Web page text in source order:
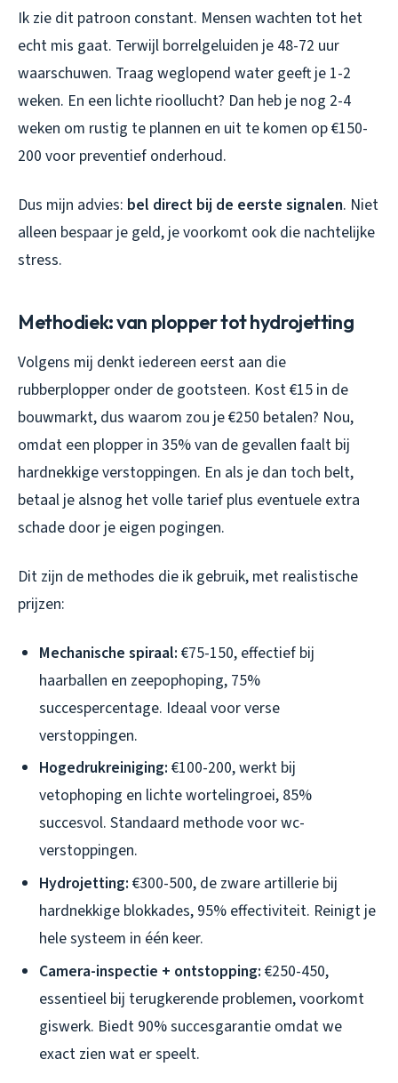
Ik zie dit patroon constant. Mensen wachten tot het
echt mis gaat. Terwijl borrelgeluiden je 48-72 uur
waarschuwen. Traag weglopend water geeft je 1-2
weken. En een lichte rioollucht? Dan heb je nog 2-4
weken om rustig te plannen en uit te komen op €150-
200 voor preventief onderhoud.
Dus mijn advies: bel direct bij de eerste signalen. Niet
alleen bespaar je geld, je voorkomt ook die nachtelijke
stress.
Methodiek: van plopper tot hydrojetting
Volgens mij denkt iedereen eerst aan die
rubberplopper onder de gootsteen. Kost €15 in de
bouwmarkt, dus waarom zou je €250 betalen? Nou,
omdat een plopper in 35% van de gevallen faalt bij
hardnekkige verstoppingen. En als je dan toch belt,
betaal je alsnog het volle tarief plus eventuele extra
schade door je eigen pogingen.
Dit zijn de methodes die ik gebruik, met realistische
prijzen:
Mechanische spiraal: €75-150, effectief bij
haarballen en zeepophoping, 75%
succespercentage. Ideaal voor verse
verstoppingen.
Hogedrukreiniging: €100-200, werkt bij
vetophoping en lichte wortelingroei, 85%
succesvol. Standaard methode voor wc-
verstoppingen.
Hydrojetting: €300-500, de zware artillerie bij
hardnekkige blokkades, 95% effectiviteit. Reinigt je
hele systeem in één keer.
Camera-inspectie + ontstopping: €250-450,
essentieel bij terugkerende problemen, voorkomt
giswerk. Biedt 90% succesgarantie omdat we
exact zien wat er speelt.